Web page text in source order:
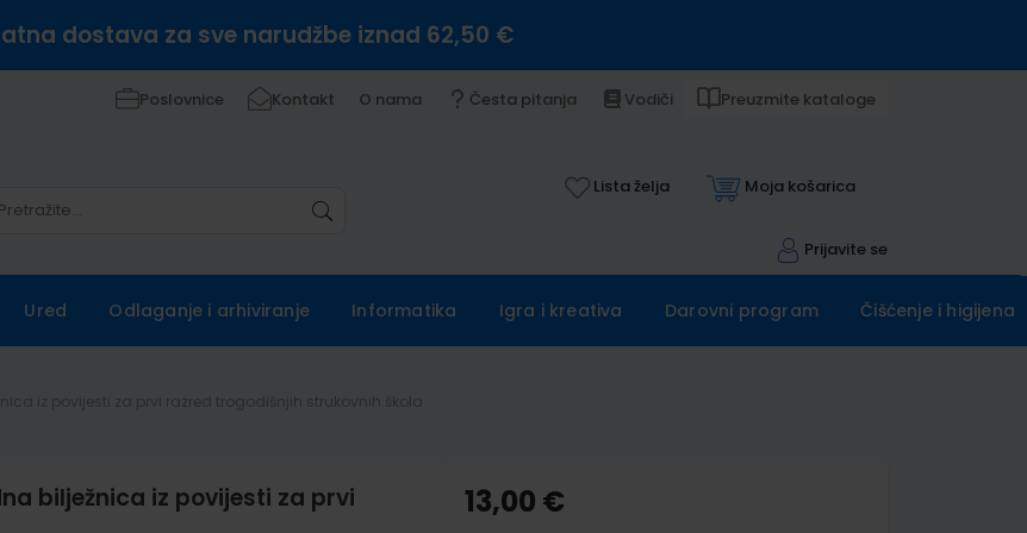
dostava za sve narudžbe iznad 62,50 €
Poslovnice Kontakt O nama Česta pitanja Vodiči Preuzmite kataloge
Lista želja Moja košarica
Prijavite se
Ured Odlaganje i arhiviranje Informatika Igra i kreativa Darovni program Čišćenje i higijena
bilježnica iz povijesti za prvi
13,00 €